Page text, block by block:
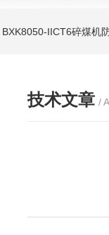
BXK8050-IICT6碎煤机
技术文章 /